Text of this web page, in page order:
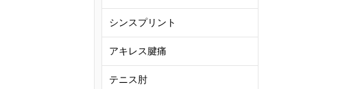
シンスプリント
アキレス腱痛
テニス肘